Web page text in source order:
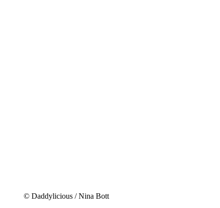
© Daddylicious / Nina Bott